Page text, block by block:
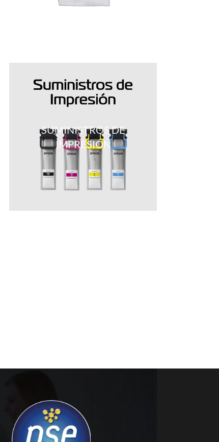
SUMINISTROS DE
IMPRESIÓN